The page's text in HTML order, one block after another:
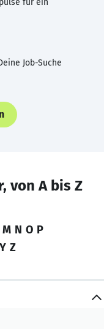
Job-Suche
von A bis Z
M N O P
Y Z